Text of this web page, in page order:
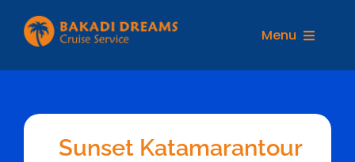
Inhalt
springen
Menu
Sunset Katamarantour